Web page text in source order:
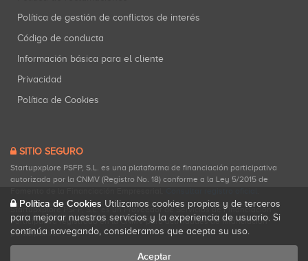
Política de gestión de conflictos de interés
Código de conducta
Información básica para el cliente
Privacidad
Política de Cookies
SITIO SEGURO
Startupxplore PSFP, S.L. es una plataforma de financiación participativa
autorizada por la CNMV (Registro No. 18) conforme a la Ley 5/2015 de
Startupxplore PSFP, S.L. es un Proveedor de Servicios de Financiación
Participativa registrado en la CNMV para actividades de financiación
participativa.
Política de Cookies Utilizamos cookies propias y de terceros
para mejorar nuestros servicios y la experiencia de usuario. Si
continúa navegando, consideramos que acepta su uso.
Aceptar